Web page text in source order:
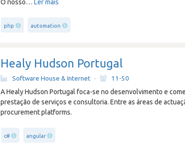
O nosso…Ler mais
php automation
Healy Hudson Portugal
Software House & Internet ·
11-50
A Healy Hudson Portugal foca-se no desenvolvimento e
prestação de serviços e consultoria. Entre as áreas de
procurement platforms.
c# angular